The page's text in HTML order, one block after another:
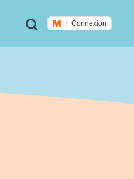
Métanavigation
RechercheConnexion